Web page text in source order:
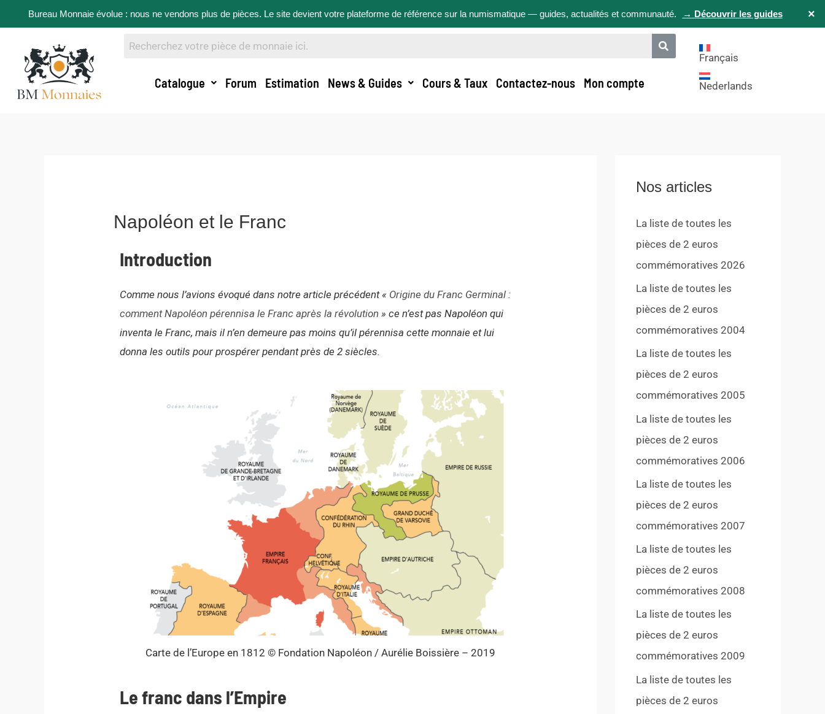
Bureau Monnaie évolue : nous ne vendons plus de pièces. Le site devient votre plateforme de référence sur la numismatique — guides, actualités et communauté. → Découvrir les guides ×
Catalogue Forum Estimation News & Guides Cours & Taux Contactez-nous Mon compte
Français
Nederlands
Napoléon et le Franc
Introduction
Comme nous l’avions évoqué dans notre article précédent « Origine du Franc Germinal :
comment Napoléon pérennisa le Franc après la révolution » ce n’est pas Napoléon qui
inventa le Franc, mais il n’en demeure pas moins qu’il pérennisa cette monnaie et lui
donna les outils pour prospérer pendant près de 2 siècles.
Carte de l’Europe en 1812 © Fondation Napoléon / Aurélie Boissière – 2019
Le franc dans l’Empire
Nos articles
La liste de toutes les
pièces de 2 euros
commémoratives 2026
La liste de toutes les
pièces de 2 euros
commémoratives 2004
La liste de toutes les
pièces de 2 euros
commémoratives 2005
La liste de toutes les
pièces de 2 euros
commémoratives 2006
La liste de toutes les
pièces de 2 euros
commémoratives 2007
La liste de toutes les
pièces de 2 euros
commémoratives 2008
La liste de toutes les
pièces de 2 euros
commémoratives 2009
La liste de toutes les
pièces de 2 euros